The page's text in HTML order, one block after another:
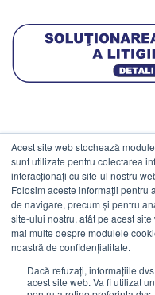
Acest site web stochează
sunt utilizate pentru colectarea
interacționați cu site-ul nostru
Folosim aceste informații pentru
de navigare, precum și pentru
site-ului nostru, atât pe acest
mai multe despre modulele
noastră de confidențialitate.
Dacă refuzați, informațiile
acest site web. Va fi utilizat
DATE COMERCIALE
ESTICO S.R.L.
CIF: RO1094402.
Reg.Com: J08/469/1991.